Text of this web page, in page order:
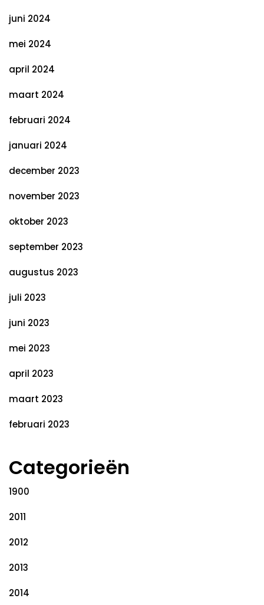
juni 2024
mei 2024
april 2024
maart 2024
februari 2024
januari 2024
december 2023
november 2023
oktober 2023
september 2023
augustus 2023
juli 2023
juni 2023
mei 2023
april 2023
maart 2023
februari 2023
Categorieën
1900
2011
2012
2013
2014